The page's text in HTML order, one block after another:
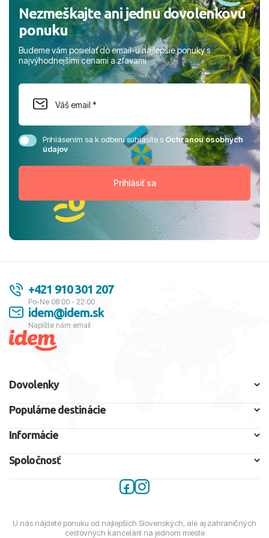
Nezmeškajte ani jednu dovolenkovú
ponuku
Budeme vám posielať do email-u najlepšie ponuky s
najvýhodnejšími cenami a zľavami
Prihlásením sa k odberu súhlasíte sOchranou osobných
údajov
+421 910 301 207
Po-Ne 08:00 - 22:00
idem@idem.sk
Napíšte nám email
Dovolenky
Populárne destinácie
Informácie
Spoločnosť
U nás nájdete ponuku od najlepších Slovenských, ale aj zahraničných
cestovných kancelárií na jednom mieste